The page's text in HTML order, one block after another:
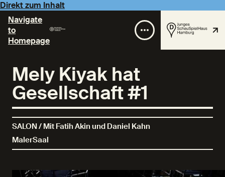
Direkt zum Inhalt
Navigate
to
Homepage
Mely Kiyak hat
Gesellschaft #1
SALON / Mit Fatih Akin und Daniel Kahn
MalerSaal